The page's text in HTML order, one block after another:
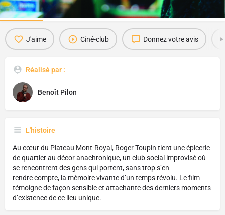
Détails Bande-annonce Presse Avis
J'aime Ciné-club Donnez votre avis
Réalisé par :
Benoît Pilon
L'histoire
Au cœur du Plateau Mont-Royal, Roger Toupin tient une épicerie
de quartier au décor anachronique, un club social improvisé où
se rencontrent des gens qui portent, sans trop s’en
rendre compte, la mémoire vivante d’un temps révolu. Le film
témoigne de façon sensible et attachante des derniers moments
d’existence de ce lieu unique.